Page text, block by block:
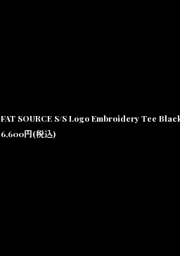
FAT SOURCE S/S Logo Embroidery Tee
6,600円(税込)